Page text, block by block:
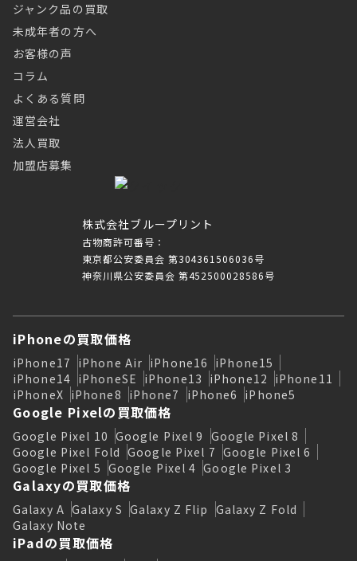
株式会社ブループリント
古物商許可番号：
東京都公安委員会 第304361506036号
神奈川県公安委員会 第452500028586号
ジャンク品の買取
未成年者の方へ
お客様の声
コラム
よくある質問
運営会社
法人買取
加盟店募集
iPhoneの買取価格
iPhone17 iPhone Air iPhone16 iPhone15
iPhone14 iPhoneSE iPhone13 iPhone12 iPhone11
iPhoneX iPhone8 iPhone7 iPhone6 iPhone5
Google Pixelの買取価格
Google Pixel 10 Google Pixel 9 Google Pixel 8
Google Pixel Fold Google Pixel 7 Google Pixel 6
Google Pixel 5 Google Pixel 4 Google Pixel 3
Galaxyの買取価格
Galaxy A Galaxy S Galaxy Z Flip Galaxy Z Fold
Galaxy Note
iPadの買取価格